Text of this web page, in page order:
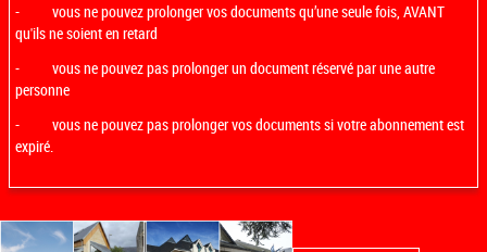
- vous ne pouvez prolonger vos documents qu’une seule fois, AVANT
qu'ils ne soient en retard
- vous ne pouvez pas prolonger un document réservé par une autre
personne
- vous ne pouvez pas prolonger vos documents si votre abonnement est
expiré.